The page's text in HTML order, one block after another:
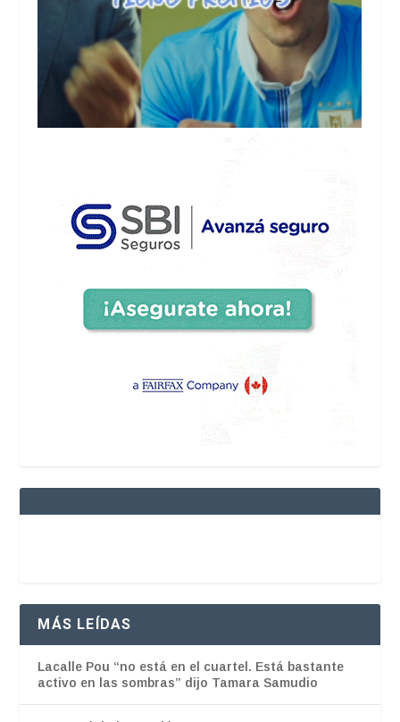
MÁS LEÍDAS
Lacalle Pou “no está en el cuartel. Está bastante
activo en las sombras” dijo Tamara Samudio